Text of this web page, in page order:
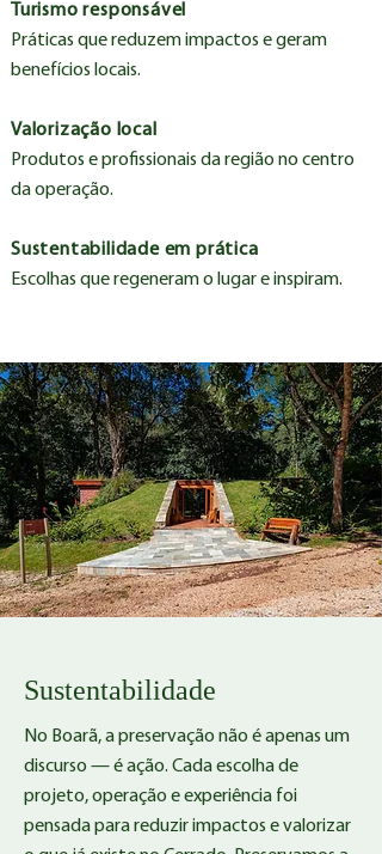
Turismo responsável
Práticas que reduzem impactos e geram
benefícios locais.
Valorização local
Produtos e profissionais da região no centro
da operação.
Sustentabilidade em prática
Escolhas que regeneram o lugar e inspiram.
Sustentabilidade
​No Boarã, a preservação não é apenas um
discurso — é ação. Cada escolha de
projeto, operação e experiência foi
pensada para reduzir impactos e valorizar